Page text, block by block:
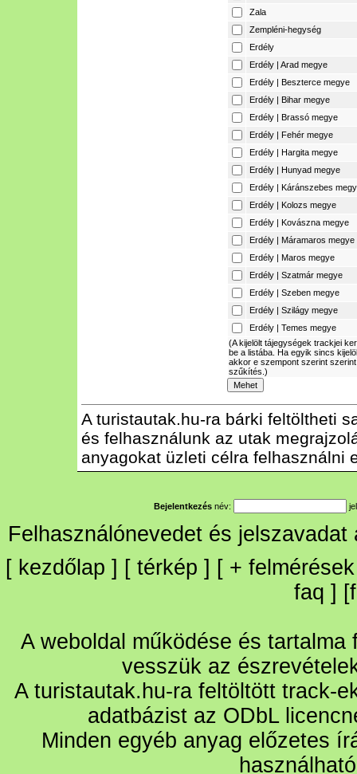
Zala
Zempléni-hegység
Erdély
Erdély | Arad megye
Erdély | Beszterce megye
Erdély | Bihar megye
Erdély | Brassó megye
Erdély | Fehér megye
Erdély | Hargita megye
Erdély | Hunyad megye
Erdély | Káránszebes
Erdély | Kolozs megye
Erdély | Kovászna megye
Erdély | Máramaros megye
Erdély | Maros megye
Erdély | Szatmár megye
Erdély | Szeben megye
Erdély | Szilágy megye
Erdély | Temes megye
(A kijelölt tájegységek trackjei
be a listába. Ha egyik sincs
akkor e szempont szerint
szűkítés.)
A turistautak.hu-ra bárki feltöltheti
és felhasználunk az utak
anyagokat üzleti célra felhasználni
Bejelentkezés név:
Felhasználónevedet és
[ kezdőlap ] [ térkép ] [ + felmérések
faq ] [
A weboldal működése és
vesszük az
A turistautak.hu-ra feltöltött track-
adatbázist az ODbL
Minden egyéb anyag előzetes